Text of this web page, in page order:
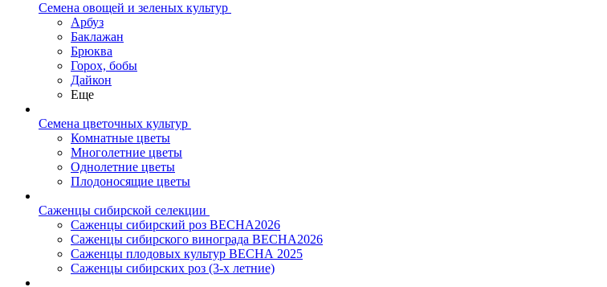
Семена овощей и зеленых культур
Арбуз
Баклажан
Брюква
Горох, бобы
Дайкон
Еще
Семена цветочных культур
Комнатные цветы
Многолетние цветы
Однолетние цветы
Плодоносящие цветы
Саженцы сибирской селекции
Саженцы сибирский роз ВЕСНА2026
Саженцы сибирского винограда ВЕСНА2026
Саженцы плодовых культур ВЕСНА 2025
Саженцы сибирских роз (3-х летние)